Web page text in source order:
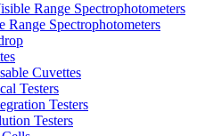
Range Spectrophotometers
Range Spectrophotometers
Cuvettes
Testers
Testers
Testers